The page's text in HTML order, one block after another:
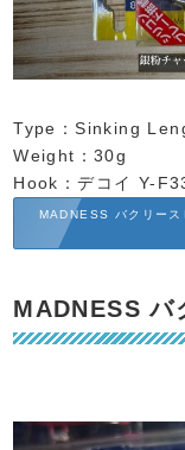
Type：Sinking
Weight：30g
Hook：デコイ Y-
MADNESS バクリース
MADNESS バ